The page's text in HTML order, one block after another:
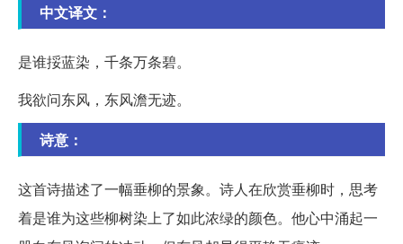
中文译文：
是谁挼蓝染，千条万条碧。
我欲问东风，东风澹无迹。
诗意：
这首诗描述了一幅垂柳的景象。诗人在欣赏垂柳时，思考
着是谁为这些柳树染上了如此浓绿的颜色。他心中涌起一